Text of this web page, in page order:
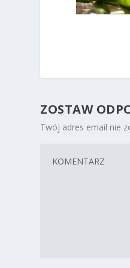
ZOSTAW
Twój adres email nie